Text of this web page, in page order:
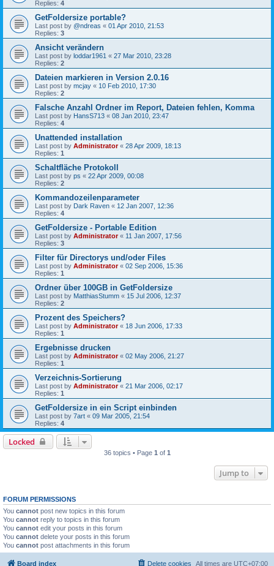
Replies: 4
GetFoldersize portable?
Last post by @ndreas « 01 Apr 2010, 21:53
Replies: 3
Ansicht verändern
Last post by loddar1961 « 27 Mar 2010, 23:28
Replies: 2
Dateien markieren in Version 2.0.16
Last post by mcjay « 10 Feb 2010, 17:30
Replies: 2
Falsche Anzahl Ordner im Report, Dateien fehlen, Komma
Last post by HansS713 « 08 Jan 2010, 23:47
Replies: 4
Unattended installation
Last post by Administrator« 28 Apr 2009, 18:13
Replies: 1
Schaltfläche Protokoll
Last post by ps « 22 Apr 2009, 00:08
Replies: 2
Kommandozeilenparameter
Last post by Dark Raven « 12 Jan 2007, 12:36
Replies: 4
GetFoldersize - Portable Edition
Last post by Administrator« 11 Jan 2007, 17:56
Replies: 3
Filter für Directorys und/oder Files
Last post by Administrator« 02 Sep 2006, 15:36
Replies: 1
Ordner über 100GB in GetFoldersize
Last post by MatthiasStumm « 15 Jul 2006, 12:37
Replies: 2
Prozent des Speichers?
Last post by Administrator« 18 Jun 2006, 17:33
Replies: 1
Ergebnisse drucken
Last post by Administrator« 02 May 2006, 21:27
Replies: 1
Verzeichnis-Sortierung
Last post by Administrator« 21 Mar 2006, 02:17
Replies: 1
GetFoldersize in ein Script einbinden
Last post by 7art « 09 Mar 2005, 21:54
Replies: 4
Locked
36 topics • Page 1 of 1
Jump to
FORUM PERMISSIONS
You cannot post new topics in this forum
You cannot reply to topics in this forum
You cannot edit your posts in this forum
You cannot delete your posts in this forum
You cannot post attachments in this forum
Board index All times are UTC+07:00
Delete cookies